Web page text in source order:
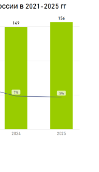
Sanhua
Rizhao
stationery,
и др.